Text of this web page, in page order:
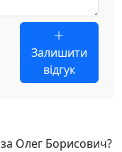
Залишити
відгук
Олег Борисович?